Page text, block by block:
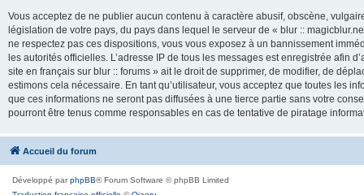
Vous acceptez de ne publier aucun contenu à caractère abusif, obscène,
législation de votre pays, du pays dans lequel le serveur de « blur ::
ne respectez pas ces dispositions, vous vous exposez à un bannissement
les autorités officielles. L’adresse IP de tous les messages est enregistrée afin
site en français sur blur :: forums » ait le droit de supprimer, de modifier, de
estimons cela nécessaire. En tant qu’utilisateur, vous acceptez que toutes les
que ces informations ne seront pas diffusées à une tierce partie sans votre
pourront être tenus comme responsables en cas de tentative de piratage
Accueil du forum
Développé parphpBB® Forum Software © phpBB Limited